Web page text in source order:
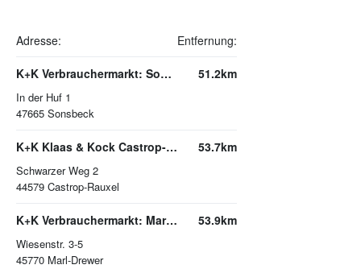
Adresse: Entfernung:
K+K Verbrauchermarkt: Sonsbeck
In der Huf 1
47665 Sonsbeck
51.2km
K+K Klaas & Kock Castrop-Rauxel
Schwarzer Weg 2
44579 Castrop-Rauxel
53.7km
K+K Verbrauchermarkt: Marl-Drewer
Wiesenstr. 3-5
45770 Marl-Drewer
53.9km